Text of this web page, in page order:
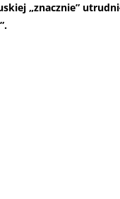
„znacznie”